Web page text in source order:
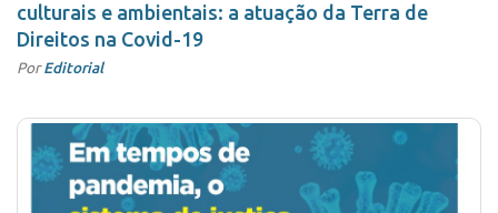
culturais e ambientais: a atuação da Terra de
Direitos na Covid-19
PorEditorial